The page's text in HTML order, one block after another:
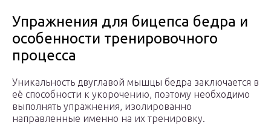
Упражнения для бицепса бедра и
особенности тренировочного
процесса
Уникальность двуглавой мышцы бедра заключается в
её способности к укорочению, поэтому необходимо
выполнять упражнения, изолированно
направленные именно на их тренировку.